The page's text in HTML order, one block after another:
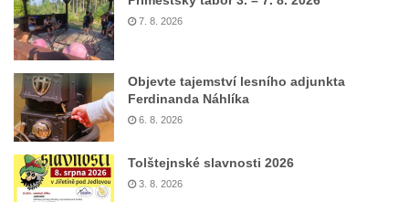
Budějovicích
Socha svatého Vincence Ferrerského na
nádvoří kláštera dominikánů v Českých
Budějovicích
Socha svatého Zachariáše na nádvoří
kláštera dominikánů v Českých
Budějovicích
7. 8. 2026
Objevte tajemství lesního adjunkta
Ferdinanda Náhlíka
6. 8. 2026
Tolštejnské slavnosti 2026
3. 8. 2026